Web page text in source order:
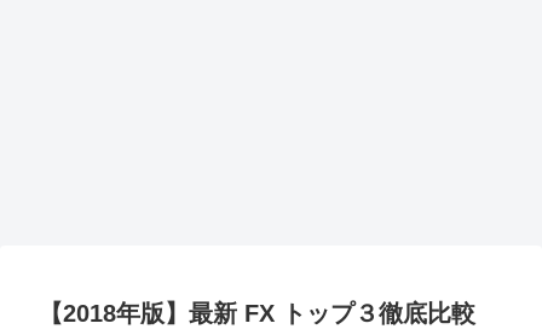
【2018年版】最新 FX トップ３徹底比較